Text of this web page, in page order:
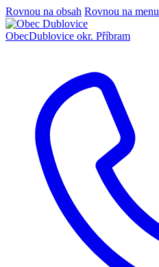
Rovnou na obsah Rovnou na menu
ObecDublovice okr. Příbram